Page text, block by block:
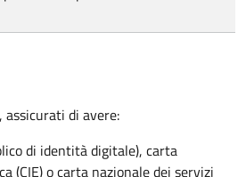
assicurati di avere:
di identità digitale), carta
(CIE) o carta nazionale dei servizi